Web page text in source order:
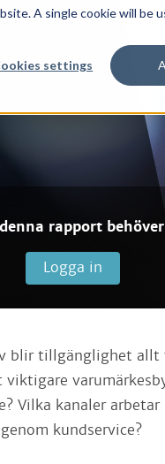
A single cookie will be
settings
rapport
Logga in
blir tillgänglighet allt
Vilka kanaler
kundservice?